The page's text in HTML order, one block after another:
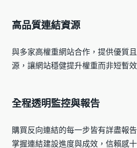
高品質連結資源
與多家高權重網站合作，提供優質
源，讓網站穩健提升權重而非短暫效
全程透明監控與報告
購買反向連結的每一步皆有詳盡報
掌握連結建設進度與成效，信賴感十